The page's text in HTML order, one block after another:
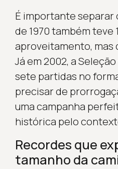
É importante separar
de 1970 também teve
aproveitamento, mas
Já em 2002, a
sete partidas no
precisar de
uma campanha
histórica pelo
Recordes que
tamanho da